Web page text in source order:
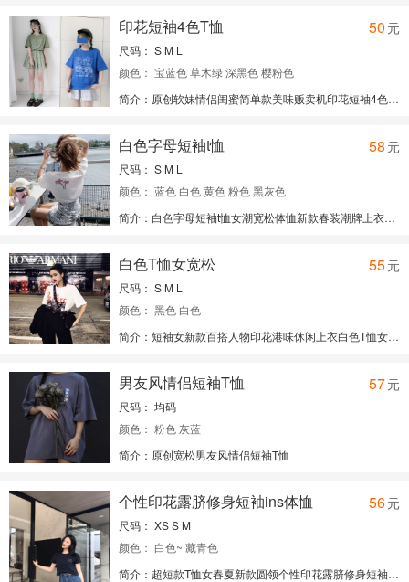
免费代理请关注微信公众号：yifupafa
印花短袖4色T恤
尺码： S M L
颜色： 宝蓝色 草木绿 深黑色 樱粉色
简介：原创软妹情侣闺蜜简单款美味贩卖机印花短袖4色T恤
免费代理请关注微信公众号：yifupafa
50 元
白色字母短袖t恤
尺码： S M L
颜色： 蓝色 白色 黄色 粉色 黑灰色
简介：白色字母短袖t恤女潮宽松体恤新款春装潮牌上衣丅恤
免费代理请关注微信公众号：yifupafa
58 元
白色T恤女宽松
尺码： S M L
颜色： 黑色 白色
简介：短袖女新款百搭人物印花港味休闲上衣白色T恤女宽松
免费代理请关注微信公众号：yifupafa
55元
男友风情侣短袖T恤
尺码： 均码
颜色： 粉色 灰蓝
简介：原创宽松男友风情侣短袖T恤
免费代理请关注微信公众号：yifupafa
57元
个性印花露脐修身短袖ins体恤
尺码： XS S M
颜色： 白色~ 藏青色
简介：超短款T恤女春夏新款圆领个性印花露脐修身短袖ins体恤
56元